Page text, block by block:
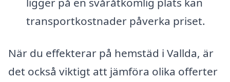
transportkostnader påverka priset.
När du effekterar på hemstäd i Vallda, är
det också viktigt att jämföra olika offerter